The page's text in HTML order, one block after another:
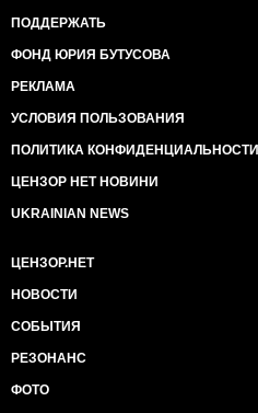
ПОДДЕРЖАТЬ
ФОНД ЮРИЯ БУТУСОВА
РЕКЛАМА
УСЛОВИЯ ПОЛЬЗОВАНИЯ
ПОЛИТИКА КОНФИДЕНЦИАЛЬНОСТИ
ЦЕНЗОР НЕТ НОВИНИ
UKRAINIAN NEWS
ЦЕНЗОР.НЕТ
НОВОСТИ
СОБЫТИЯ
РЕЗОНАНС
ФОТО